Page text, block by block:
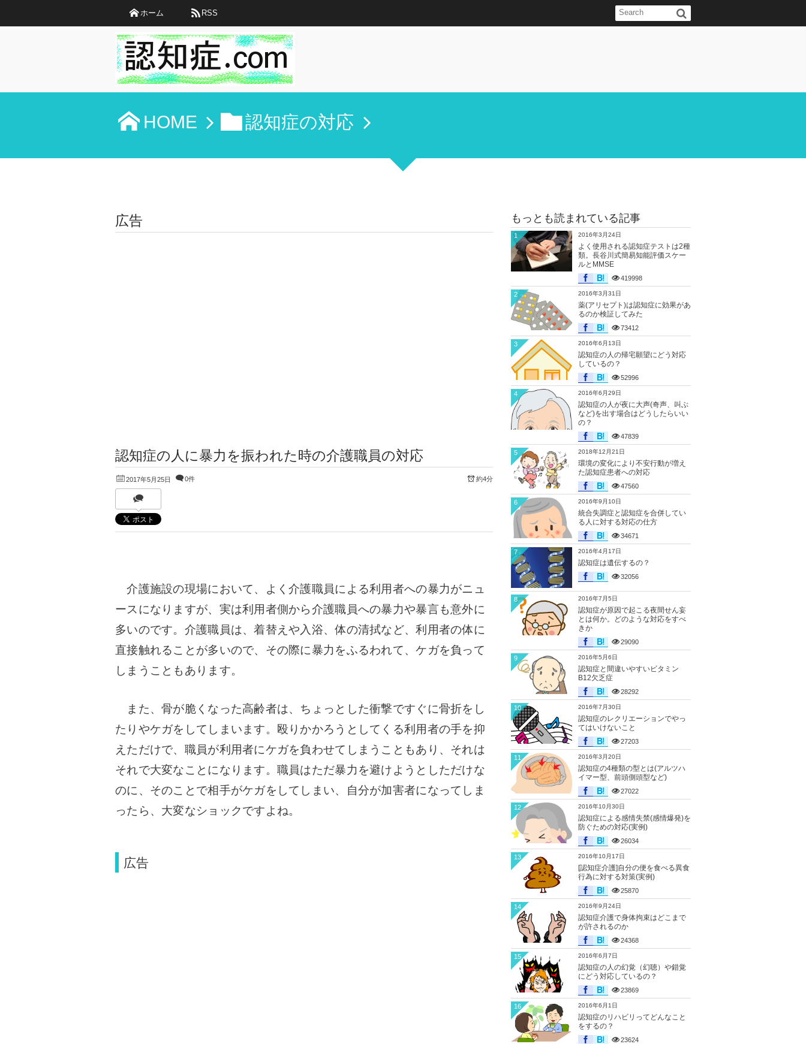
ホーム RSS
HOME 認知症の対応
広告
認知症の人に暴力を振われた時の介護職員の対応
2017年5月25日 0件 約4分
介護施設の現場において、よく介護職員による利用者への暴力がニュ
ースになりますが、実は利用者側から介護職員への暴力や暴言も意外に
多いのです。 介護職員は、着替えや入浴、体の清拭など、利用者の体に
直接触れることが多いので、その際に暴力をふるわれて、ケガを負って
しまうこともあります。
また、骨が脆くなった高齢者は、ちょっとした衝撃ですぐに骨折をし
たりやケガをしてしまいます。 殴りかかろうとしてくる利用者の手を抑
えただけで、職員が利用者にケガを負わせてしまうこともあり、それは
それで大変なことになります。 職員はただ暴力を避けようとしただけな
のに、そのことで相手がケガをしてしまい、自分が加害者になってしま
ったら、大変なショックですよね。
広告
もっとも読まれている記事
2016年3月24日
よく使用される認知症テストは2種
類。長谷川式簡易知能評価スケー
ルとMMSE
419998
1
2016年3月31日
薬(アリセプト)は認知症に効果があ
るのか検証してみた
73412
2
2016年6月13日
認知症の人の帰宅願望にどう対応
しているの？
52996
3
2016年6月29日
認知症の人が夜に大声(奇声、叫ぶ
など)を出す場合はどうしたらいい
の？
47839
4
2018年12月21日
環境の変化により不安行動が増え
た認知症患者への対応
47560
5
2016年9月10日
統合失調症と認知症を合併してい
る人に対する対応の仕方
34671
6
2016年4月17日
認知症は遺伝するの？
32056
7
2016年7月5日
認知症が原因で起こる夜間せん妄
とは何か。どのような対応をすべ
きか
29090
8
2016年5月6日
認知症と間違いやすいビタミン
B12欠乏症
28292
9
2016年7月30日
認知症のレクリエーションでやっ
てはいけないこと
27203
10
2016年3月20日
認知症の4種類の型とは(アルツハ
イマー型、前頭側頭型など)
27022
11
2016年10月30日
認知症による感情失禁(感情爆発)を
防ぐための対応(実例)
26034
12
2016年10月17日
[認知症介護]自分の便を食べる異食
行為に対する対策(実例)
25870
13
2016年9月24日
認知症介護で身体拘束はどこまで
が許されるのか
24368
14
2016年6月7日
認知症の人の幻覚（幻聴）や錯覚
にどう対応しているの？
23869
15
2016年6月1日
認知症のリハビリってどんなこと
をするの？
23624
16